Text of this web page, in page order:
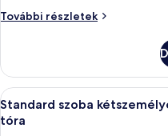
erkély,
a
tóra
További részletek
Superior
erkély,
részleges
kilátással
a
A
következő
5
Standard szoba
tóra